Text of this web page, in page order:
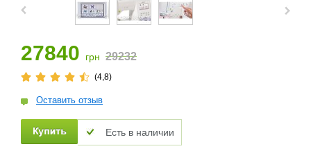
27840 грн 29232
(4,8)
Оставить отзыв
Есть в наличии